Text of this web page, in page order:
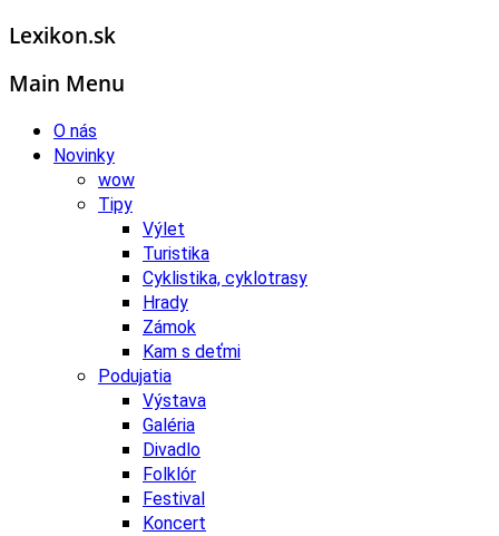
Lexikon.sk
Main Menu
O nás
Novinky
wow
Tipy
Výlet
Turistika
Cyklistika, cyklotrasy
Hrady
Zámok
Kam s deťmi
Podujatia
Výstava
Galéria
Divadlo
Folklór
Festival
Koncert